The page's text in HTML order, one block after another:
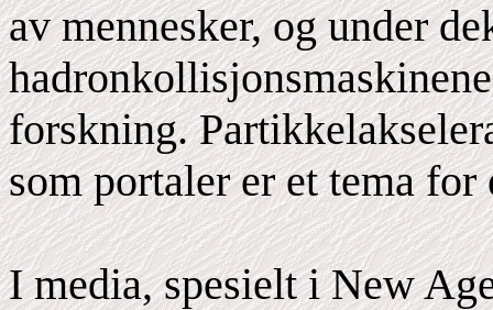
av mennesker, og under
forskning.
som portaler er et tema for
I media, spesielt i New